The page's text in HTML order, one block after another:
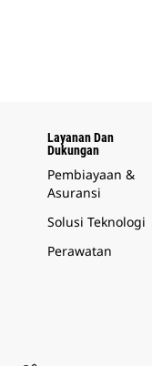
Layanan Dan
Dukungan
Pembiayaan &
Asuransi
Solusi Teknologi
Perawatan